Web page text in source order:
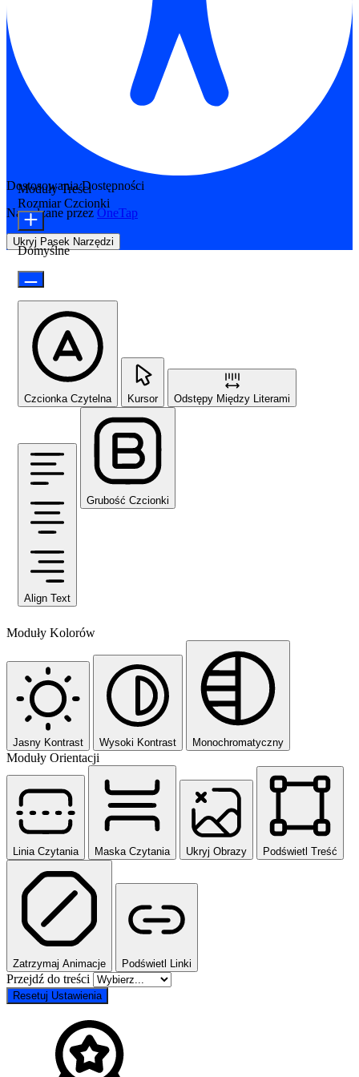
Dostosowania Dostępności
Napędzane przez OneTap
Ukryj Pasek Narzędzi
Moduły Treści
Rozmiar Czcionki
Domyślne
Czcionka Czytelna Kursor Odstępy Między Literami
Align Text
Grubość Czcionki
Moduły Kolorów
Jasny Kontrast Wysoki Kontrast Monochromatyczny
Moduły Orientacji
Linia Czytania Maska Czytania Ukryj Obrazy Podświetl Treść
Zatrzymaj Animacje Podświetl Linki
Przejdź do treści
Resetuj Ustawienia